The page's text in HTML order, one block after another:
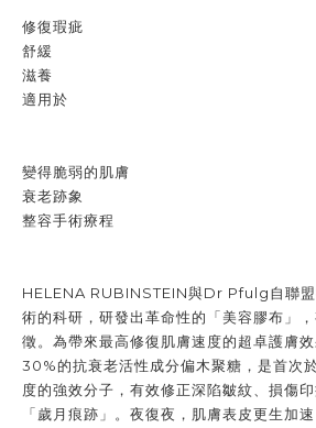
修復瑕疵
舒緩
滋養
適用於
變得脆弱的肌膚
衰老跡象
整容手術療程
HELENA RUBINSTEIN與Dr Pfulg自聯盟
術的科研，研發出革命性的「美容膠布」
徵。為帶來最高修復肌膚速度的超卓護膚
30%的抗衰老活性成分偏木聚糖，是首次
度的強效分子，有效修正深陷皺紋、損傷
「歲月痕跡」。夜復夜，肌膚表皮更生加